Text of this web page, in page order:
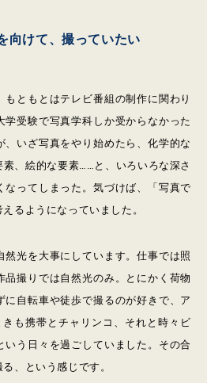
向けて、撮っていたい
ともとはテレビ番組の制作に関わり
学受験で写真学科しか受からなかった
いざ写真をやり始めたら、化学的な
、絵的な要素……と、いろいろな深さ
なってしまった。気づけば、「写真で
るようになっていました。
光を大事にしています。仕事では照
撮りでは自然光のみ。とにかく荷物
に自転車や徒歩で撮るのが好きで、ア
も携帯とチャリンコ、それと時々ビ
いう日々を過ごしていました。その合
、という感じです。